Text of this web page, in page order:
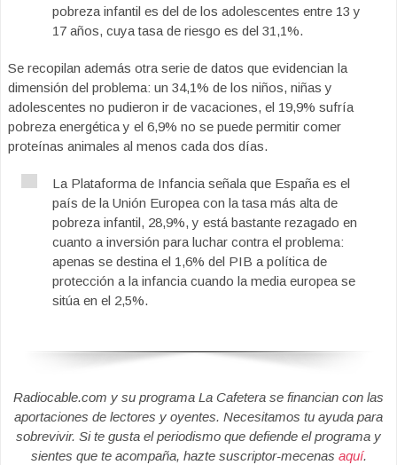
pobreza infantil es del de los adolescentes entre 13 y
17 años, cuya tasa de riesgo es del 31,1%.
Se recopilan además otra serie de datos que evidencian la
dimensión del problema: un 34,1% de los niños, niñas y
adolescentes no pudieron ir de vacaciones, el 19,9% sufría
pobreza energética y el 6,9% no se puede permitir comer
proteínas animales al menos cada dos días.
La Plataforma de Infancia señala que España es el
país de la Unión Europea con la tasa más alta de
pobreza infantil, 28,9%, y está bastante rezagado en
cuanto a inversión para luchar contra el problema:
apenas se destina el 1,6% del PIB a política de
protección a la infancia cuando la media europea se
sitúa en el 2,5%.
Radiocable.com y su programa La Cafetera se financian con las
aportaciones de lectores y oyentes. Necesitamos tu ayuda para
sobrevivir. Si te gusta el periodismo que defiende el programa y
sientes que te acompaña, hazte suscriptor-mecenas aquí.